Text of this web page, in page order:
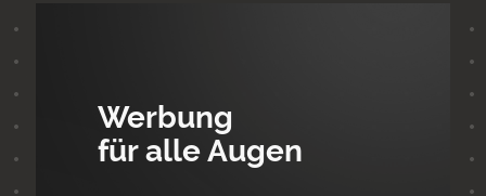
Werbung
für alle Augen